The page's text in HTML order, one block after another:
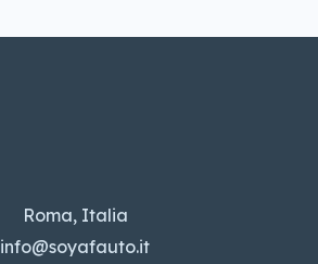
Roma, Italia
info@soyafauto.it